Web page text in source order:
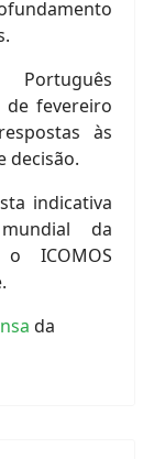
fevereiro
às
decisão.
indicativa
da
ICOMOS
da